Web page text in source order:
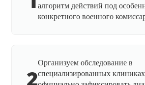
алгоритм действий под
конкретного военного
2
Организуем обследование в
специализированных